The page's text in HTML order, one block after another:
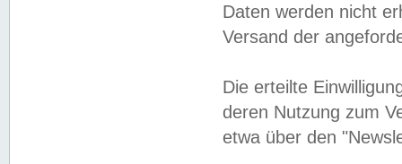
Daten werden nicht
Versand der
Die erteilte
deren Nutzung zum
etwa über den